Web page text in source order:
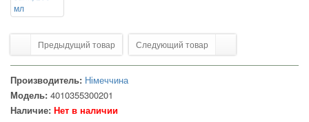
Предыдущий товар Следующий товар
Производитель: Німеччина
Модель: 4010355300201
Наличие: Нет в наличии